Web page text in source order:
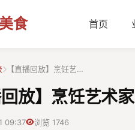
食 首页
【直播回放】烹饪艺…
回放】烹饪艺术
09:37 浏览 1746